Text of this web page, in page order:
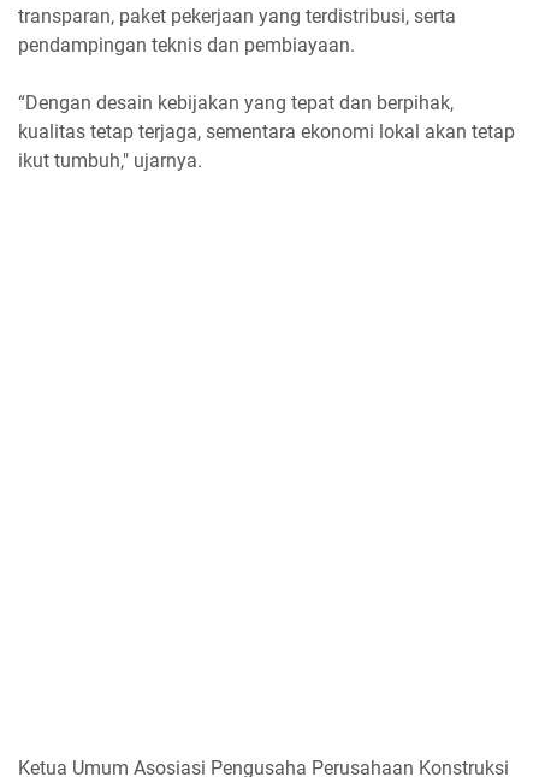
transparan, paket pekerjaan yang terdistribusi, serta
pendampingan teknis dan pembiayaan.
“Dengan desain kebijakan yang tepat dan berpihak,
kualitas tetap terjaga, sementara ekonomi lokal akan tetap
ikut tumbuh," ujarnya.
Ketua Umum Asosiasi Pengusaha Perusahaan Konstruksi